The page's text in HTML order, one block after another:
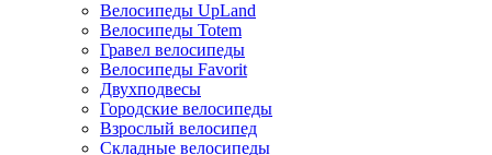
Велосипеды UpLand
Велосипеды Totem
Гравел велосипеды
Велосипеды Favorit
Двухподвесы
Городские велосипеды
Взрослый велосипед
Складные велосипеды